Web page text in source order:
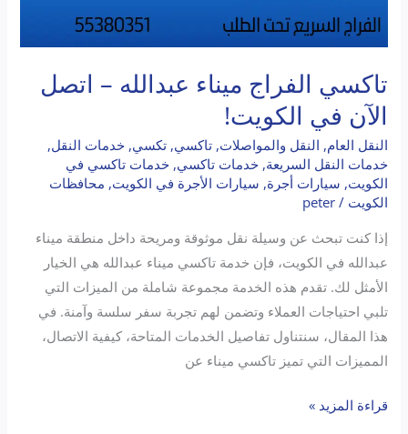
تاكسي الفراج ميناء عبدالله – اتصل
الآن في الكويت!
النقل العام, النقل والمواصلات,تاكسي,تكسي,خدمات النقل,
خدمات النقل السريعة,خدمات تاكسي,خدمات تاكسي في
الكويت, سيارات أجرة, سيارات الأجرة في الكويت, محافظات
الكويت /
peter
إذا كنت تبحث عن وسيلة نقل موثوقة ومريحة داخل منطقة ميناء
عبدالله في الكويت، فإن خدمة تاكسي ميناء عبدالله هي الخيار
الأمثل لك. تقدم هذه الخدمة مجموعة شاملة من الميزات التي
تلبي احتياجات العملاء وتضمن لهم تجربة سفر سلسة وآمنة. في
هذا المقال، سنتناول تفاصيل الخدمات المتاحة، كيفية الاتصال،
المميزات التي تميز تاكسي ميناء عن
قراءة المزيد »